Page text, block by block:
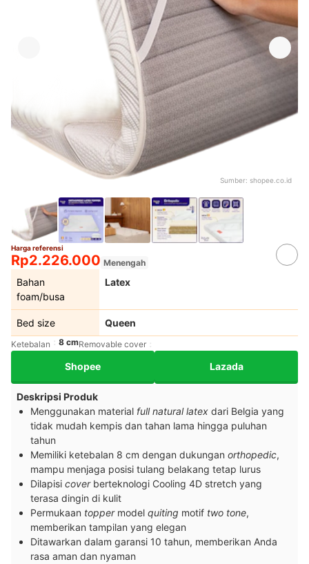
Sumber: shopee.co.id
Harga referensi
Rp2.226.000 Menengah
Bahan
foam/busa
Latex
Bed size Queen
Ketebalan 8 cmRemovable cover
Shopee Lazada
Deskripsi Produk
Menggunakan material full natural latex dari Belgia yang
tidak mudah kempis dan tahan lama hingga puluhan
tahun
Memiliki ketebalan 8 cm dengan dukungan orthopedic,
mampu menjaga posisi tulang belakang tetap lurus
Dilapisi cover berteknologi Cooling 4D stretch yang
terasa dingin di kulit
Permukaan topper model quiting motif two tone,
memberikan tampilan yang elegan
Ditawarkan dalam garansi 10 tahun, memberikan Anda
rasa aman dan nyaman